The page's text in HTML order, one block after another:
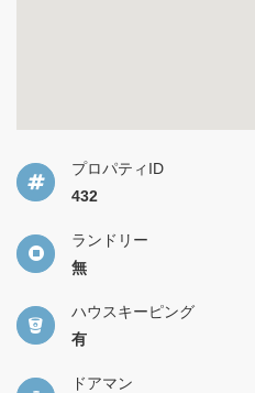
プロパティID
432
ランドリー
無
ハウスキーピング
有
ドアマン